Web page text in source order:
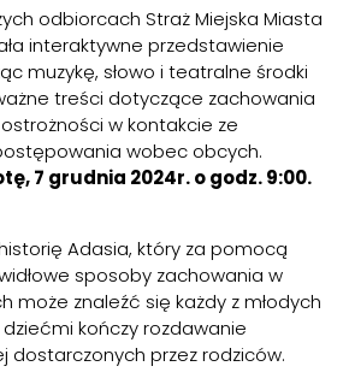
odbiorcach Straż Miejska Miasta
interaktywne przedstawienie
muzykę, słowo i teatralne środki
treści dotyczące zachowania
w kontakcie ze
wobec obcych.
7 grudnia 2024r. o godz. 9:00.
Adasia, który za pomocą
sposoby zachowania w
może znaleźć się każdy z młodych
kończy rozdawanie
dostarczonych przez rodziców.